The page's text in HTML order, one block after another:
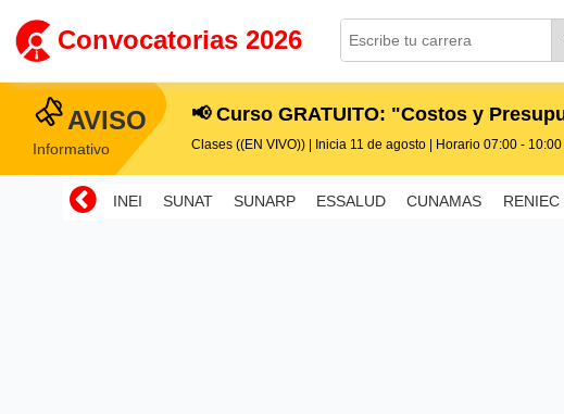
Convocatorias 2026
AVISO
Informativo
📢 Curso GRATUITO: "Costos y
Clases ((EN VIVO)) | Inicia 11 de agosto | Horario 07:00 -
INEI SUNAT SUNARP ESSALUD CUNAMAS RENIEC